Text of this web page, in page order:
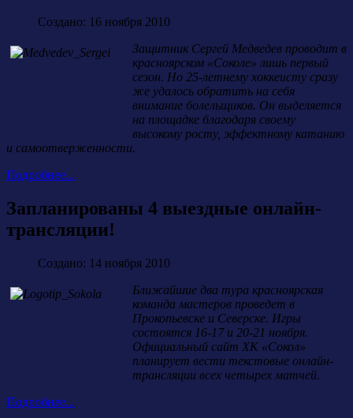
Создано: 16 ноября 2010
Защитник Сергей Медведев проводит в
красноярском «Соколе» лишь первый
сезон. Но 25-летнему хоккеисту сразу
же удалось обратить на себя
внимание болельщиков. Он выделяется
на площадке благодаря своему
высокому росту, эффектному катанию
и самоотверженности.
Подробнее...
Запланированы 4 выездные онлайн-
трансляции!
Создано: 14 ноября 2010
Ближайшие два тура красноярская
команда мастеров проведет в
Прокопьевске и Северске. Игры
состоятся 16-17 и 20-21 ноября.
Официальный сайт ХК «Сокол»
планирует вести текстовые онлайн-
трансляции всех четырех матчей.
Подробнее...